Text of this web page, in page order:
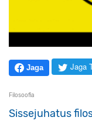
Jaga Jaga
Filosoofia
Sissejuhatus